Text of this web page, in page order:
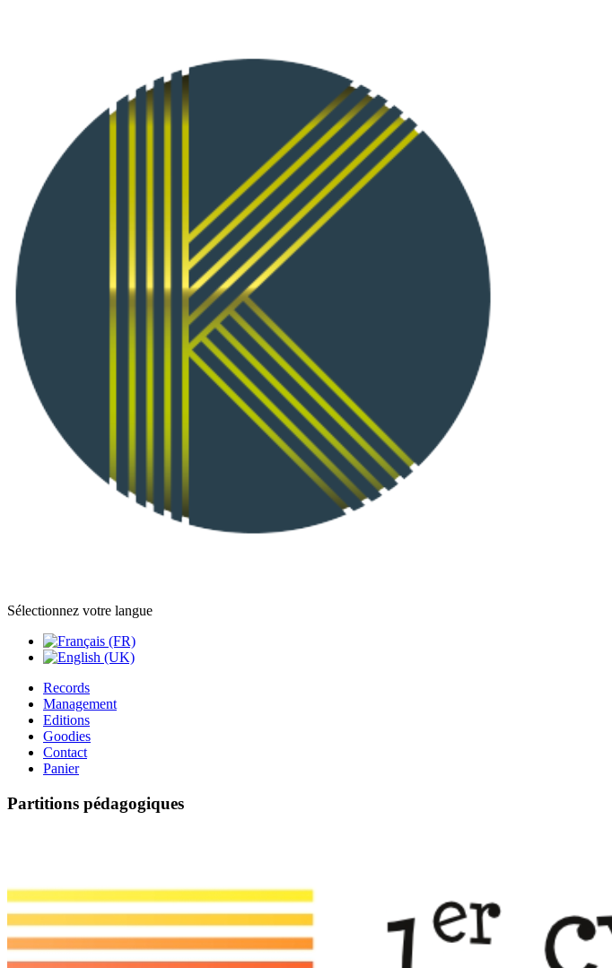
Sélectionnez votre langue
Records
Management
Editions
Goodies
Contact
Panier
Partitions pédagogiques